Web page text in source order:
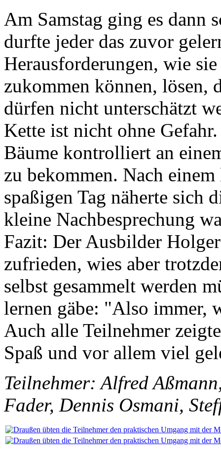
Am Samstag ging es dann
durfte jeder das zuvor
Herausforderungen, wie
zukommen können, lösen,
dürfen nicht unterschätzt
Kette ist nicht ohne
Bäume kontrolliert an
zu bekommen. Nach
spaßigen Tag näherte sich
kleine Nachbesprechung
Fazit: Der Ausbilder
zufrieden, wies aber
selbst gesammelt werden
lernen gäbe: "Also immer,
Auch alle Teilnehmer
Spaß und vor allem viel
Teilnehmer: Alfred
Fader, Dennis Osmani,